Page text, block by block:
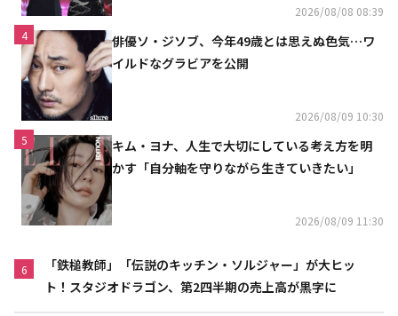
2026/08/08 08:39
4
俳優ソ・ジソブ、今年49歳とは思えぬ色気…ワ
イルドなグラビアを公開
2026/08/09 10:30
5
キム・ヨナ、人生で大切にしている考え方を明
かす「自分軸を守りながら生きていきたい」
2026/08/09 11:30
6
「鉄槌教師」「伝説のキッチン・ソルジャー」が大ヒッ
ト！スタジオドラゴン、第2四半期の売上高が黒字に